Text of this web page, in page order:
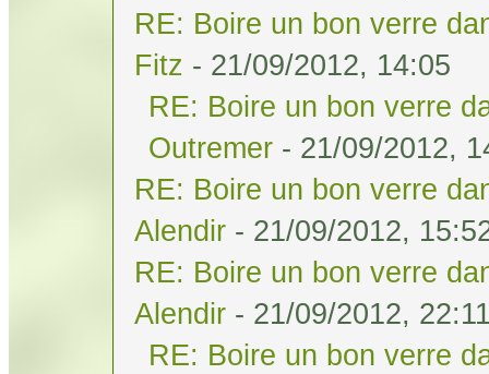
RE: Boire un bon verre
Fitz - 21/09/2012, 14:05
RE: Boire un bon verre
Outremer - 21/09/2012,
RE: Boire un bon verre
Alendir - 21/09/2012,
RE: Boire un bon verre
Alendir - 21/09/2012,
RE: Boire un bon verre